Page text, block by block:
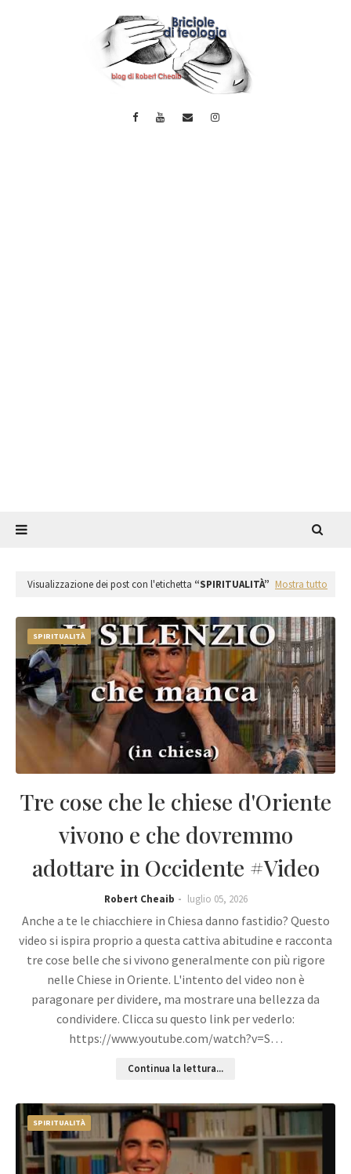
Visualizzazione dei post con l'etichetta SPIRITUALITÀ Mostra tutto
SPIRITUALITÀ
Tre cose che le chiese d'Oriente
vivono e che dovremmo
adottare in Occidente #Video
Robert Cheaib luglio 05, 2026
Anche a te le chiacchiere in Chiesa danno fastidio? Questo
video si ispira proprio a questa cattiva abitudine e racconta
tre cose belle che si vivono generalmente con più rigore
nelle Chiese in Oriente. L'intento del video non è
paragonare per dividere, ma mostrare una bellezza da
condividere. Clicca su questo link per vederlo:
https://www.youtube.com/watch?v=S…
Continua la lettura...
SPIRITUALITÀ